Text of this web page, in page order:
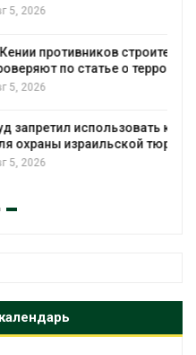
строительства АЭС
о терроризме
крокодилов
тюрьмы